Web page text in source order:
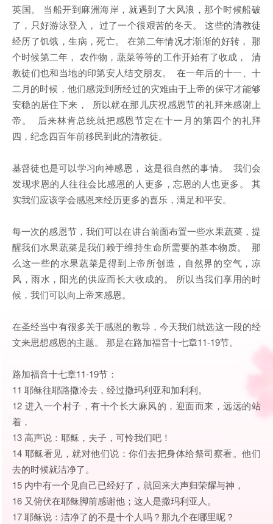
英国。 当船开到麻洲海岸，就遇到了大风浪，那个时候船破
了，只好游泳登入， 过了一个很艰苦的冬天。 这些的清教徒
经历了饥饿，生病，死亡。 在第二年情况才渐渐的好转， 那
个时候第二年， 农作物，蔬菜等等的工作开始有了收成， 清
教徒们也和当地的印第安人结交朋友。 在一年后的十一、十
二月的时候，他们感觉到所经过的灾难由于上帝的保守才能够
安稳的居住下来， 所以就在那儿庆祝感恩节的礼拜来感谢上
帝。 后来林肯总统就把感恩节定在十一月的第四个的礼拜
四，纪念四百年前移民到此的清教徒。
基督徒也是可以学习向神感恩， 这是很自然的事情。 我们会
发现求恩的人往往会比感恩的人更多，忘恩的人也更多。 其
实我们应该学会感恩来经历更多的喜乐，满足和平安。
每一次的感恩节，我们可以在讲台前面布置一些水果蔬菜，提
醒我们水果蔬菜是我们赖于维持生命所需要的基本物质。 那
么这一些的水果蔬菜是得到上帝所创造，自然界的空气，凉
风，雨水，阳光的供应而长大收成的。 所以当我们享用的时
候，我们可以向上帝来感恩。
在圣经当中有很多关于感恩的教导，今天我们就选这一段的经
文来思想感恩的主题。 那是在路加福音十七章11-19节。
路加福音十七章11-19节：
11 耶稣往耶路撒冷去，经过撒玛利亚和加利利。
12 进入一个村子，有十个长大麻风的，迎面而来，远远的站
着，
13 高声说：耶稣，夫子，可怜我们吧！
14 耶稣看见，就对他们说：你们去把身体给祭司察看。他们
去的时候就洁净了。
15 内中有一个见自己已经好了，就回来大声归荣耀与神，
16 又俯伏在耶稣脚前感谢他；这人是撒玛利亚人。
17 耶稣说：洁净了的不是十个人吗？那九个在哪里呢？